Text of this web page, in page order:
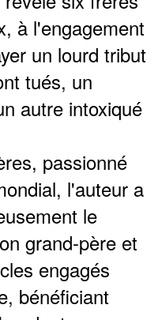
à l'engagement
un lourd tribut
tués, un
autre intoxiqué
passionné
l'auteur a
le
grand-père et
engagés
bénéficiant